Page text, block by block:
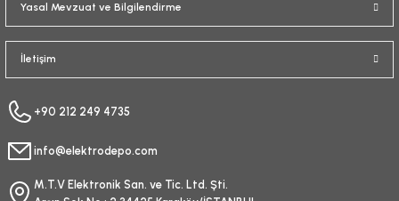
Yasal Mevzuat ve Bilgilendirme
İletişim
+90 212 249 4735
info@elektrodepo.com
M.T.V Elektronik San. ve Tic. Ltd. Şti.